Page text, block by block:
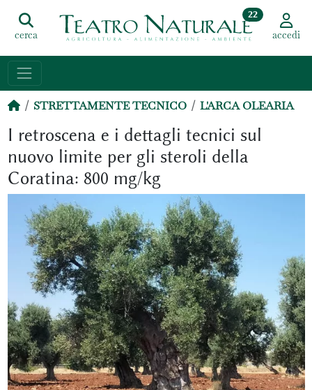
cerca
22
accedi
STRETTAMENTE TECNICO L'ARCA OLEARIA
I retroscena e i dettagli tecnici sul
nuovo limite per gli steroli della
Coratina: 800 mg/kg